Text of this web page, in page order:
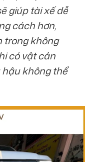
giúp tài xế dễ
cách hơn,
trong không
có vật cản
không thể